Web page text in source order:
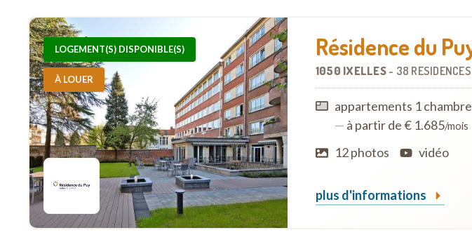
LOGEMENT(S) DISPONIBLE(S)
À LOUER
Résidence du
1050 IXELLES - 38
appartements 1
— à partir de € 1.685/mois
12 photos vidéo
plus d'informations